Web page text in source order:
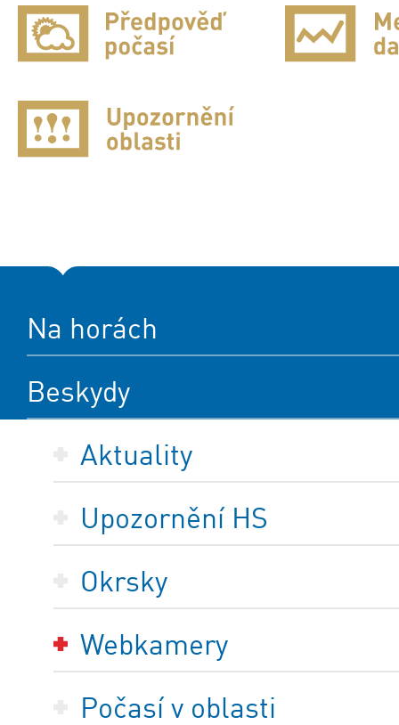
Na horách
Beskydy
Aktuality
Upozornění HS
Okrsky
Webkamery
Počasí v oblasti